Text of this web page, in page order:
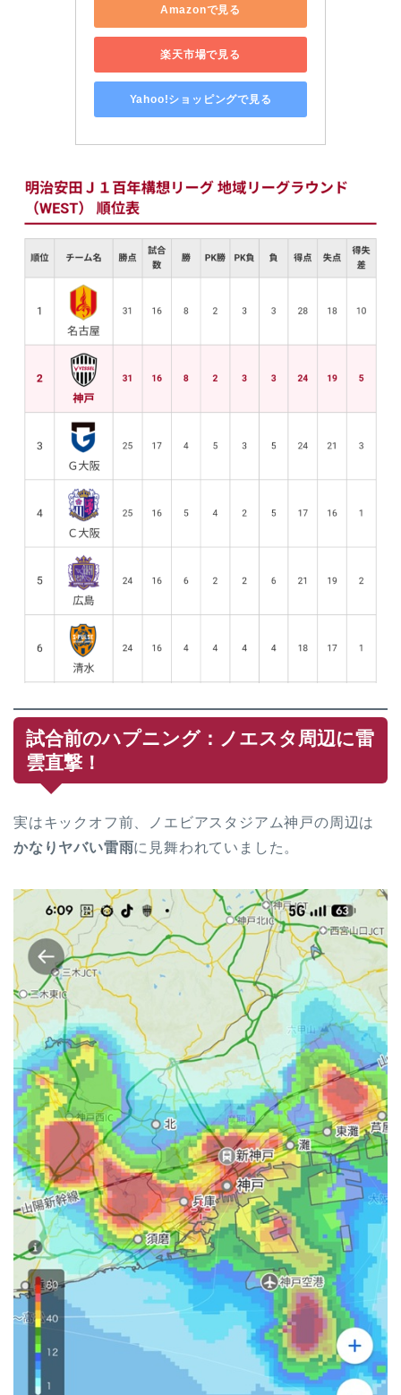
Amazonで見る
楽天市場で見る
Yahoo!ショッピングで見る
試合前のハプニング：ノエスタ周辺に雷
雲直撃！
実はキックオフ前、ノエビアスタジアム神戸の周辺は
かなりヤバい雷雨に見舞われていました。